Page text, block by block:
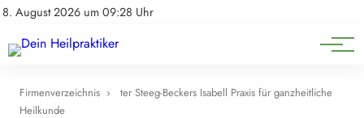
8. August 2026 um 09:28 Uhr
Impressum
Natürliche Medizin
Heilpflanzen & Kräuterkunde
Firmenverzeichnis ›
ter Steeg-Beckers Isabell Praxis für ganzheitliche
Heilkunde